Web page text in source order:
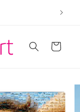
Carrinho